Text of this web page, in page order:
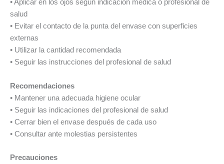
• Aplicar en los ojos según indicación médica o profesional de
salud
• Evitar el contacto de la punta del envase con superficies
externas
• Utilizar la cantidad recomendada
• Seguir las instrucciones del profesional de salud
Recomendaciones
• Mantener una adecuada higiene ocular
• Seguir las indicaciones del profesional de salud
• Cerrar bien el envase después de cada uso
• Consultar ante molestias persistentes
Precauciones